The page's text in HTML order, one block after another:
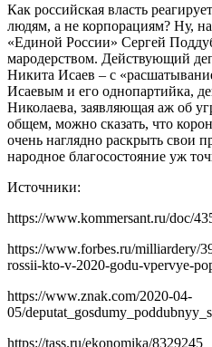
Как российская власть
людям, а не корпорациям? Ну,
«Единой России» Сергей
мародерством. Действующий
Никита Исаев – с
Исаевым и его однопартийка,
Николаева, заявляющая аж об
общем, можно сказать, что
очень наглядно раскрыть свои
народное благосостояние уж
Источники:
https://www.kommersant.ru/doc/
https://www.forbes.ru/milliardery/
rossii-kto-v-2020-godu-vpervye-
https://www.znak.com/2020-04-
05/
https://tass.ru/ekonomika/8329245